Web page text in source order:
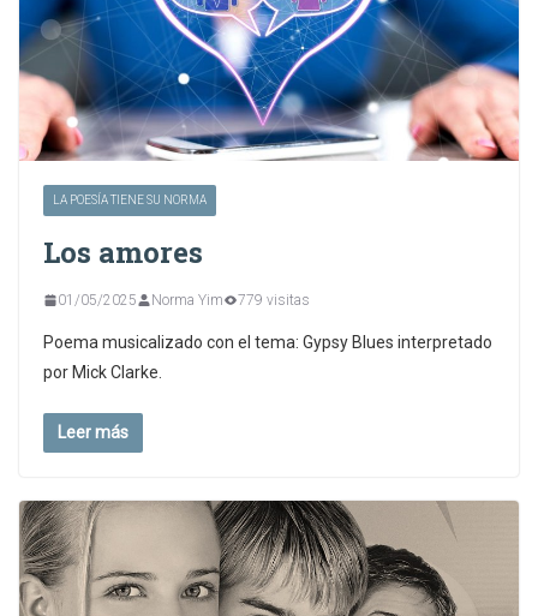
LA POESÍA TIENE SU NORMA
Los amores
01/05/2025 Norma Yim 779 visitas
Poema musicalizado con el tema: Gypsy Blues interpretado
por Mick Clarke.
Leer más